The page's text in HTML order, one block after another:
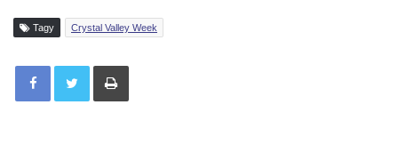
Tagy Crystal Valley Week
Tisknout